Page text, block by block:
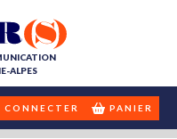
ALPES
CONNECTER PANIER